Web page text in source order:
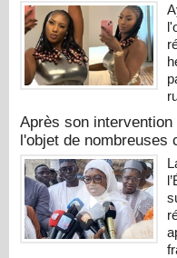
Après son
l'objet de nombreuses